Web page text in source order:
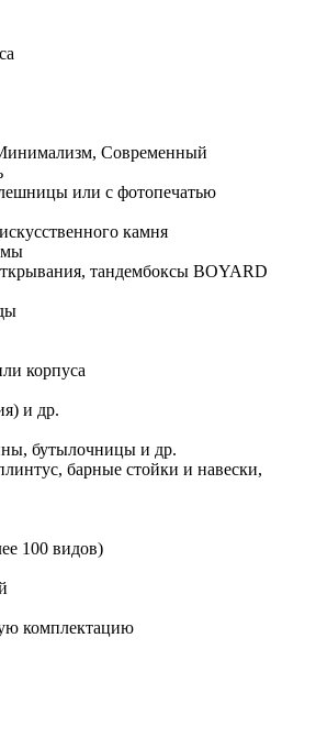
Современный
или с фотопечатью
камня
тандембоксы BOYARD
корпуса
и др.
бутылочницы и др.
барные стойки и навески,
100 видов)
комплектацию